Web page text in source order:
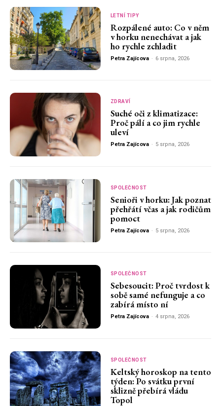
LETNÍ TIPY
Rozpálené auto: Co v něm
v horku nenechávat a jak
ho rychle zchladit
Petra Zajícova - 6 srpna, 2026
ZDRAVÍ
Suché oči z klimatizace:
Proč pálí a co jim rychle
uleví
Petra Zajícova - 5 srpna, 2026
SPOLEČNOST
Senioři v horku: Jak poznat
přehřátí včas a jak rodičům
pomoct
Petra Zajícova - 5 srpna, 2026
SPOLEČNOST
Sebesoucit: Proč tvrdost k
sobě samé nefunguje a co
zabírá místo ní
Petra Zajícova - 4 srpna, 2026
SPOLEČNOST
Keltský horoskop na tento
týden: Po svátku první
sklizně přebírá vládu
Topol